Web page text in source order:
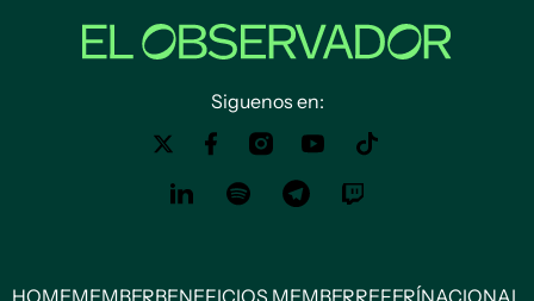
Siguenos en:
HOMEMEMBERBENEFICIOS MEMBERREFERÍNACIONAL